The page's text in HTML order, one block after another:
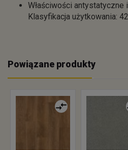
Właściwości antystatyczne
Klasyfikacja użytkowania: 42
Powiązane produkty